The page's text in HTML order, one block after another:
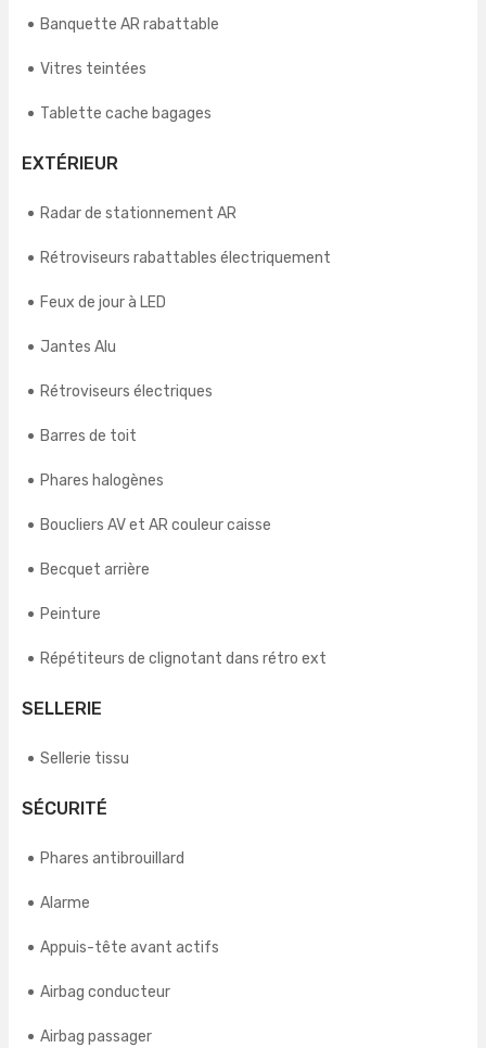
Banquette AR rabattable
Vitres teintées
Tablette cache bagages
EXTÉRIEUR
Radar de stationnement AR
Rétroviseurs rabattables électriquement
Feux de jour à LED
Jantes Alu
Rétroviseurs électriques
Barres de toit
Phares halogènes
Boucliers AV et AR couleur caisse
Becquet arrière
Peinture
Répétiteurs de clignotant dans rétro ext
SELLERIE
Sellerie tissu
SÉCURITÉ
Phares antibrouillard
Alarme
Appuis-tête avant actifs
Airbag conducteur
Airbag passager